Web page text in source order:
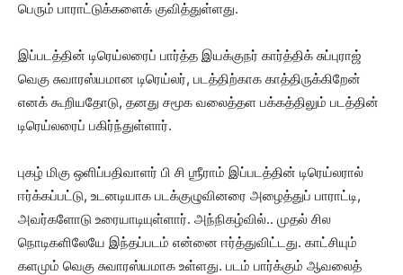
பெரும் பாராட்டுக்களைக் குவித்துள்ளது.
இப்படத்தின் டிரெய்லரைப் பார்த்த இயக்குநர் கார்த்திக் சுப்புராஜ்
வெகு சுவாரஸ்யமான டிரெய்லர், படத்திற்காக காத்திருக்கிறேன்
எனக் கூறியதோடு, தனது சமூக வலைத்தள பக்கத்திலும் படத்தின்
டிரெய்லரைப் பகிர்ந்துள்ளார்.
புகழ் மிகு ஒளிப்பதிவாளர் பி சி ஶ்ரீராம் இப்படத்தின் டிரெய்லரால்
ஈர்க்கப்பட்டு, உடனடியாக படக்குழுவினரை அழைத்துப் பாராட்டி,
அவர்களோடு உரையாடியுள்ளார். அந்நிகழ்வில்.. முதல் சில
நொடிகளிலேயே இந்தப்படம் என்னை ஈர்த்துவிட்டது. காட்சியும்
களமும் வெகு சுவாரஸ்யமாக உள்ளது. படம் பார்க்கும் ஆவலைத்